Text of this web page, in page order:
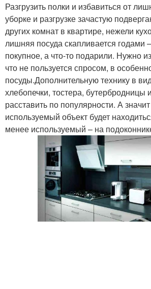
Разгрузить полки и избавиться от
уборке и разгрузке зачастую
других комнат в квартире, нежели
лишняя посуда скапливается годами
покупное, а что-то подарили. Нужно
что не пользуется спросом, в
посуды.Дополнительную технику в
хлебопечки, тостера, бутербродницы
расставить по популярности. А
используемый объект будет
менее используемый – на